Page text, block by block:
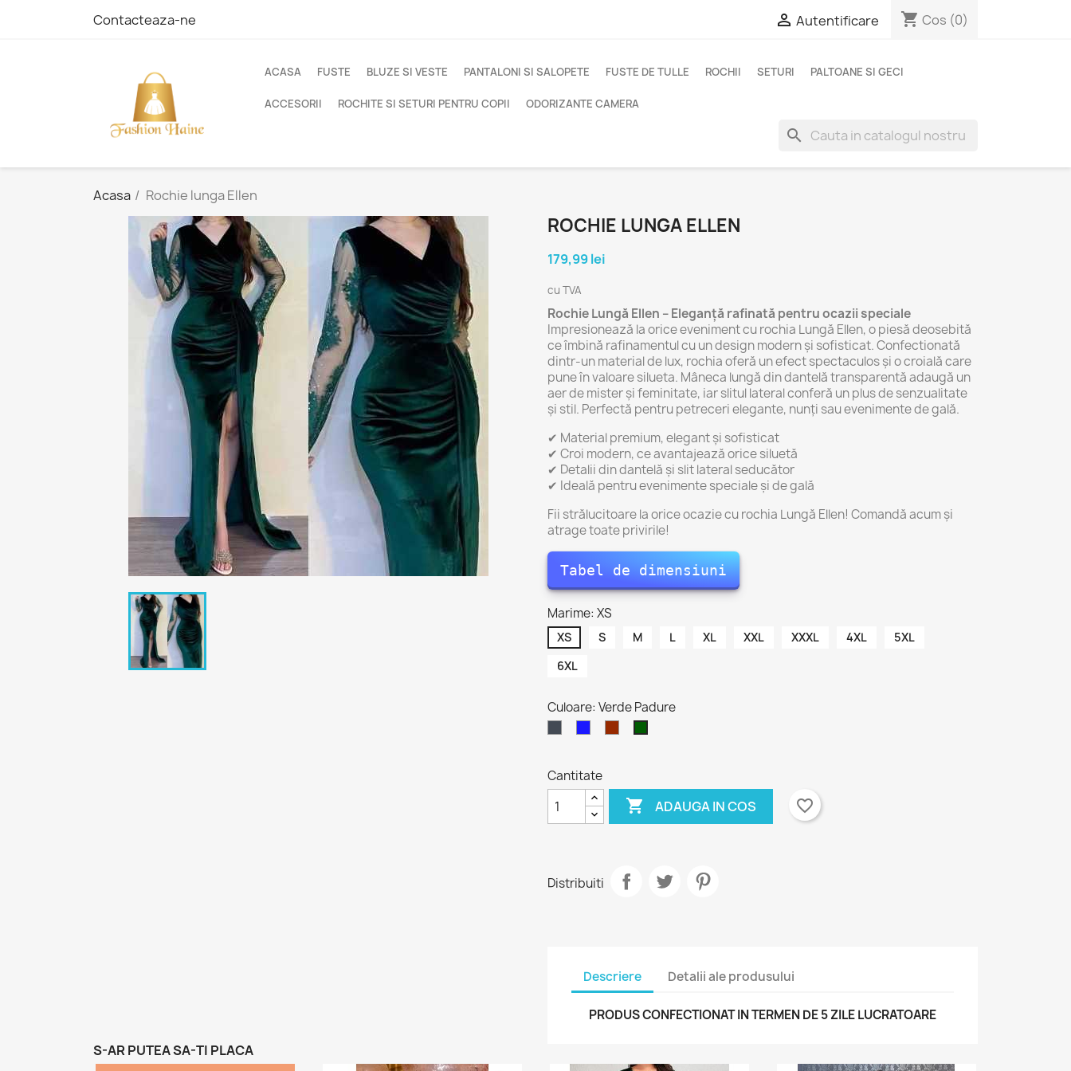
Contacteaza-ne  Autentificare shopping_cart Cos (0)
ACASA FUSTE BLUZE SI VESTE PANTALONI SI SALOPETE FUSTE DE TULLE ROCHII SETURI PALTOANE SI GECI
ACCESORII ROCHITE SI SETURI PENTRU COPII ODORIZANTE CAMERA
search
Acasa Rochie lunga Ellen
ROCHIE LUNGA ELLEN
179,99 lei
cu TVA
Rochie Lungă Ellen – Eleganță rafinată pentru ocazii speciale
Impresionează la orice eveniment cu rochia Lungă Ellen, o piesă deosebită
ce îmbină rafinamentul cu un design modern și sofisticat. Confectionată
dintr-un material de lux, rochia oferă un efect spectaculos și o croială care
pune în valoare silueta. Mâneca lungă din dantelă transparentă adaugă un
aer de mister și feminitate, iar slitul lateral conferă un plus de senzualitate
și stil. Perfectă pentru petreceri elegante, nunți sau evenimente de gală.
✔ Material premium, elegant și sofisticat
✔ Croi modern, ce avantajează orice siluetă
✔ Detalii din dantelă și slit lateral seducător
✔ Ideală pentru evenimente speciale și de gală
Fii strălucitoare la orice ocazie cu rochia Lungă Ellen! Comandă acum și
atrage toate privirile!
Tabel de dimensiuni
Marime: XS
XS S M L XL XXL XXXL 4XL
5XL
6XL
Culoare: Verde Padure
Cantitate
 ADAUGA IN COS favorite_border
Distribuiti
Descriere Detalii ale produsului
PRODUS CONFECTIONAT IN TERMEN DE 5 ZILE LUCRATOARE
S-AR PUTEA SA-TI PLACA